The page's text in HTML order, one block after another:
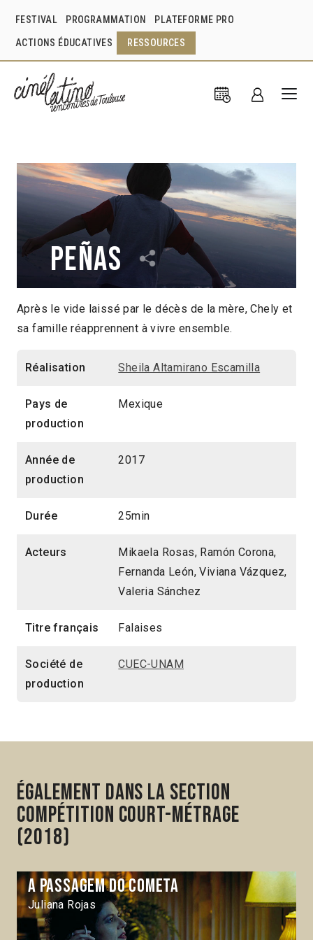
FESTIVAL PROGRAMMATION PLATEFORME PRO
ACTIONS ÉDUCATIVES RESSOURCES
Peñas
Sheila Altamirano Escamilla Mexique
2017
2018 > Compétition Court-métrage
Après le vide laissé par le décès de la mère, Chely et
sa famille réapprennent à vivre ensemble.
Réalisation Sheila Altamirano Escamilla
Pays de
production
Mexique
Année de
production
2017
Durée 25min
Acteurs
Mikaela Rosas, Ramón Corona,
Fernanda León, Viviana Vázquez,
Valeria Sánchez
Titre français Falaises
Société de
production
CUEC-UNAM
Également dans la section
Compétition Court-métrage
(2018)
A Passagem do cometa
Juliana Rojas